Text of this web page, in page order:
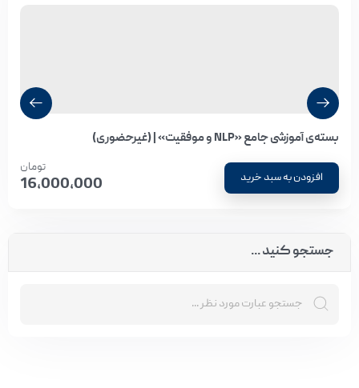
بسته‌ی آموزشی جامع «NLP و موفقیت» | (غیرحضوری)
افزودن به سبد خرید
تومان
16,000,000
جستجو کنید ...